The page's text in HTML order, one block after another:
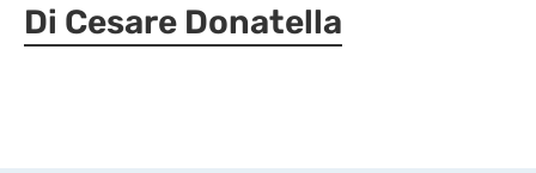
Di Cesare Donatella